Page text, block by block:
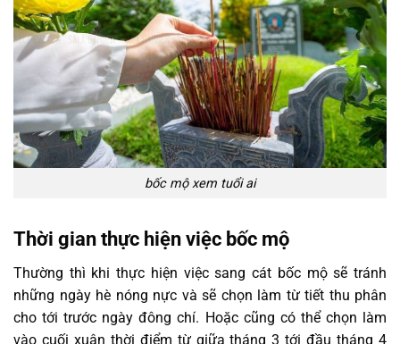
bốc mộ xem tuổi ai
Thời gian thực hiện việc bốc mộ
Thường thì khi thực hiện việc sang cát bốc mộ sẽ tránh
những ngày hè nóng nực và sẽ chọn làm từ tiết thu phân
cho tới trước ngày đông chí. Hoặc cũng có thể chọn làm
vào cuối xuân thời điểm từ giữa tháng 3 tới đầu tháng 4